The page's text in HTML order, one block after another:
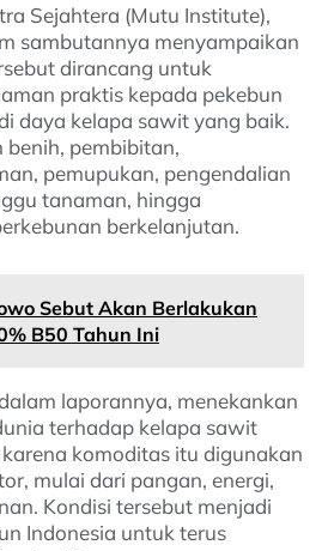
Sejahtera (Mutu Institute),
sambutannya menyampaikan
dirancang untuk
praktis kepada pekebun
daya kelapa sawit yang baik.
pembibitan,
pemupukan, pengendalian
tanaman, hingga
berkelanjutan.
Sebut Akan Berlakukan
B50 Tahun Ini
laporannya, menekankan
terhadap kelapa sawit
komoditas itu digunakan
mulai dari pangan, energi,
Kondisi tersebut menjadi
Indonesia untuk terus